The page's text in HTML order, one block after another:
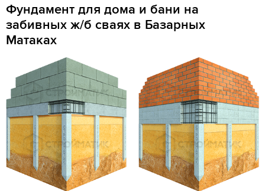
Фундамент для дома и бани на
забивных ж/б сваях в Базарных
Матаках